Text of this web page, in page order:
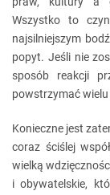
Wszystko to
najsilniejszym
popyt. Jeśli nie
sposób reakcji
powstrzymać
Konieczne jest
coraz ściślej
wielką
i obywatelskie,